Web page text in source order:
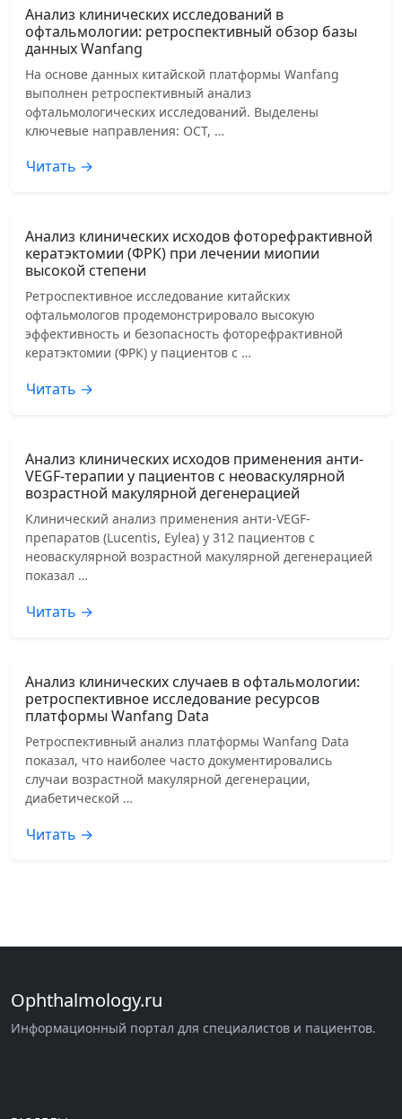
Анализ клинических исследований в
офтальмологии: ретроспективный обзор базы
данных Wanfang
На основе данных китайской платформы Wanfang
выполнен ретроспективный анализ
офтальмологических исследований. Выделены
ключевые направления: OCT, …
Читать →
Анализ клинических исходов фоторефрактивной
кератэктомии (ФРК) при лечении миопии
высокой степени
Ретроспективное исследование китайских
офтальмологов продемонстрировало высокую
эффективность и безопасность фоторефрактивной
кератэктомии (ФРК) у пациентов с …
Читать →
Анализ клинических исходов применения анти-
VEGF-терапии у пациентов с неоваскулярной
возрастной макулярной дегенерацией
Клинический анализ применения анти-VEGF-
препаратов (Lucentis, Eylea) у 312 пациентов с
неоваскулярной возрастной макулярной дегенерацией
показал …
Читать →
Анализ клинических случаев в офтальмологии:
ретроспективное исследование ресурсов
платформы Wanfang Data
Ретроспективный анализ платформы Wanfang Data
показал, что наиболее часто документировались
случаи возрастной макулярной дегенерации,
диабетической …
Читать →
Ophthalmology.ru
Информационный портал для специалистов и пациентов.